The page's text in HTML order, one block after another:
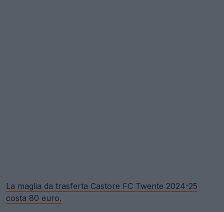
La maglia da trasferta Castore FC Twente 2024-25
costa 80 euro.